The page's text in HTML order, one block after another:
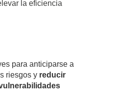
la eficiencia
para anticiparse a
riesgos y reducir